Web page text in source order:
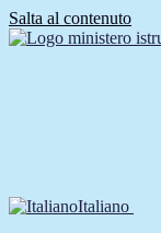
Salta al contenuto
Italiano